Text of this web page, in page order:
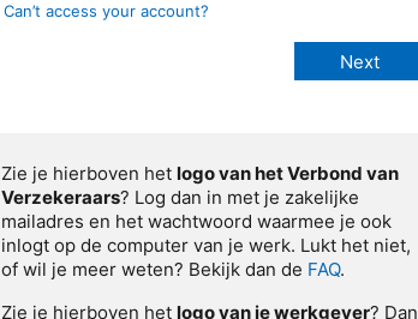
Can’t access your account?
Zie je hierboven het logo van het Verbond van
Verzekeraars? Log dan in met je zakelijke
mailadres en het wachtwoord waarmee je ook
inlogt op de computer van je werk. Lukt het niet,
of wil je meer weten? Bekijk dan de FAQ.
Zie je hierboven het logo van je werkgever? Dan